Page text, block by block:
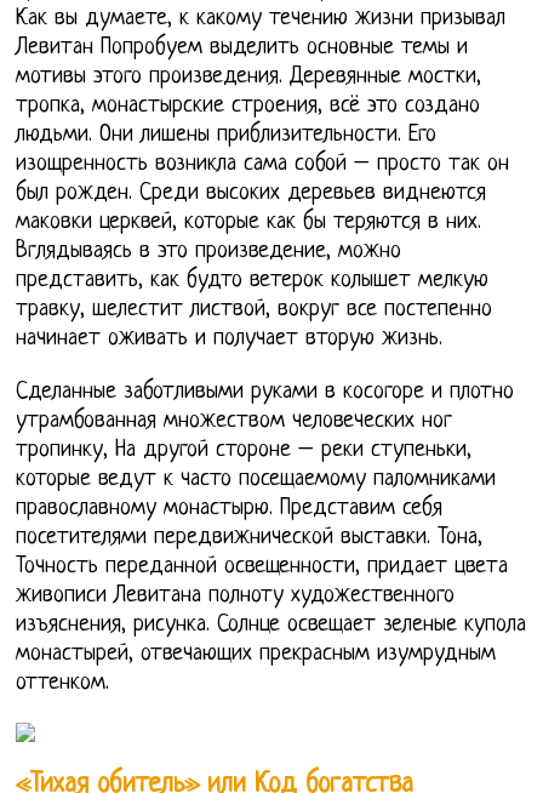
Как вы думаете, к какому течению жизни призывал
Левитан Попробуем выделить основные темы и
мотивы этого произведения. Деревянные мостки,
тропка, монастырские строения, всё это создано
людьми. Они лишены приблизительности. Его
изощренность возникла сама собой – просто так он
был рожден. Среди высоких деревьев виднеются
маковки церквей, которые как бы теряются в них.
Вглядываясь в это произведение, можно
представить, как будто ветерок колышет мелкую
травку, шелестит листвой, вокруг все постепенно
начинает оживать и получает вторую жизнь.
Сделанные заботливыми руками в косогоре и плотно
утрамбованная множеством человеческих ног
тропинку, На другой стороне – реки ступеньки,
которые ведут к часто посещаемому паломниками
православному монастырю. Представим себя
посетителями передвижнической выставки. Тона,
Точность переданной освещенности, придает цвета
живописи Левитана полноту художественного
изъяснения, рисунка. Солнце освещает зеленые купола
монастырей, отвечающих прекрасным изумрудным
оттенком.
«Тихая обитель» или Код богатства